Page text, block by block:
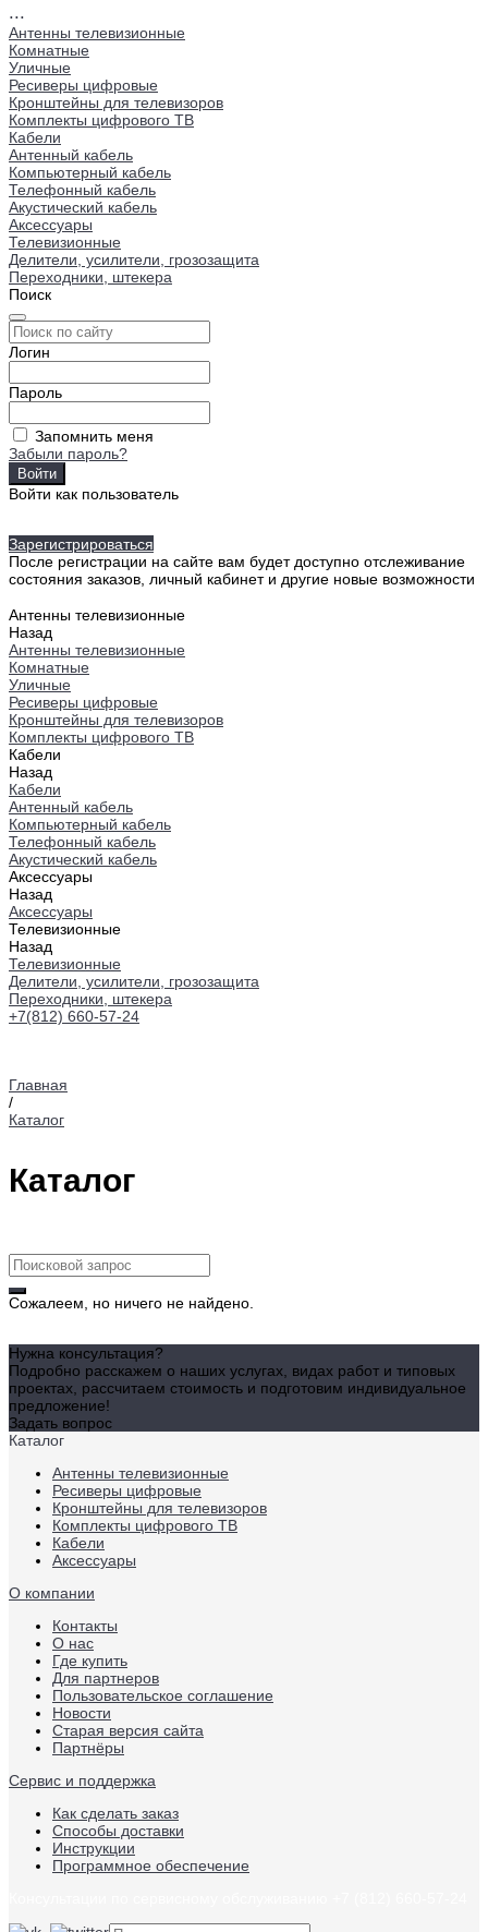
...
Антенны телевизионные
Комнатные
Уличные
Ресиверы цифровые
Кронштейны для телевизоров
Комплекты цифрового ТВ
Кабели
Антенный кабель
Компьютерный кабель
Телефонный кабель
Акустический кабель
Аксессуары
Телевизионные
Делители, усилители, грозозащита
Переходники, штекера
Поиск
Логин
Пароль
Запомнить меня
Забыли пароль?
Войти как пользователь
Зарегистрироваться
После регистрации на сайте вам будет доступно отслеживание
состояния заказов, личный кабинет и другие новые возможности
Антенны телевизионные
Назад
Антенны телевизионные
Комнатные
Уличные
Ресиверы цифровые
Кронштейны для телевизоров
Комплекты цифрового ТВ
Кабели
Назад
Кабели
Антенный кабель
Компьютерный кабель
Телефонный кабель
Акустический кабель
Аксессуары
Назад
Аксессуары
Телевизионные
Назад
Телевизионные
Делители, усилители, грозозащита
Переходники, штекера
+7(812) 660-57-24
Главная
/
Каталог
Каталог
Сожалеем, но ничего не найдено.
Нужна консультация?
Подробно расскажем о наших услугах, видах работ и типовых
проектах, рассчитаем стоимость и подготовим индивидуальное
предложение!
Задать вопрос
Каталог
Антенны телевизионные
Ресиверы цифровые
Кронштейны для телевизоров
Комплекты цифрового ТВ
Кабели
Аксессуары
О компании
Контакты
О нас
Где купить
Для партнеров
Пользовательское соглашение
Новости
Старая версия сайта
Партнёры
Сервис и поддержка
Как сделать заказ
Способы доставки
Инструкции
Программное обеспечение